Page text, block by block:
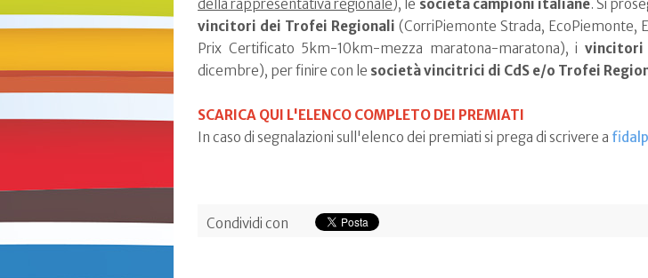
della rappresentativa regionale), le società campioni italiane. Si
vincitori dei Trofei Regionali (CorriPiemonte Strada, EcoPiemonte,
Prix Certificato 5km-10km-mezza maratona-maratona), i vincitori
dicembre), per finire con le società vincitrici di CdS e/o Trofei
SCARICA QUI L'ELENCO COMPLETO DEI PREMIATI
In caso di segnalazioni sull'elenco dei premiati si prega di scrivere a
Condividi con